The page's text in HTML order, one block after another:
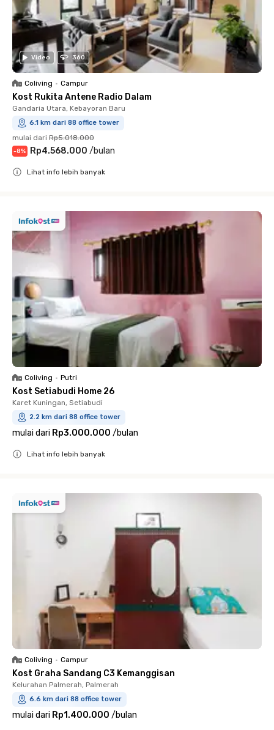
Video 360
Coliving • Campur
Kost Rukita Antene Radio Dalam
Gandaria Utara, Kebayoran Baru
6.1 km dari 88 office tower
mulai dari Rp5.018.000
-8% Rp4.568.000 /bulan
Lihat info lebih banyak
Coliving • Putri
Kost Setiabudi Home 26
Karet Kuningan, Setiabudi
2.2 km dari 88 office tower
mulai dari Rp3.000.000 /bulan
Lihat info lebih banyak
Coliving • Campur
Kost Graha Sandang C3 Kemanggisan
Kelurahan Palmerah, Palmerah
6.6 km dari 88 office tower
mulai dari Rp1.400.000 /bulan